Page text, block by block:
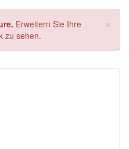
×
Erweitern Sie Ihre
zu sehen.